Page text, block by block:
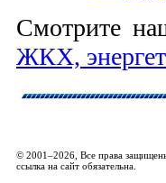
Смотрите
ЖКХ,
© 2001–2026, Все права
ссылка на сайт обязательна.